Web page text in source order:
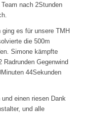
nach 2Stunden
es für unsere TMH
die 500m
Simone kämpfte
Gegenwind
44Sekunden
einen riesen Dank
und alle